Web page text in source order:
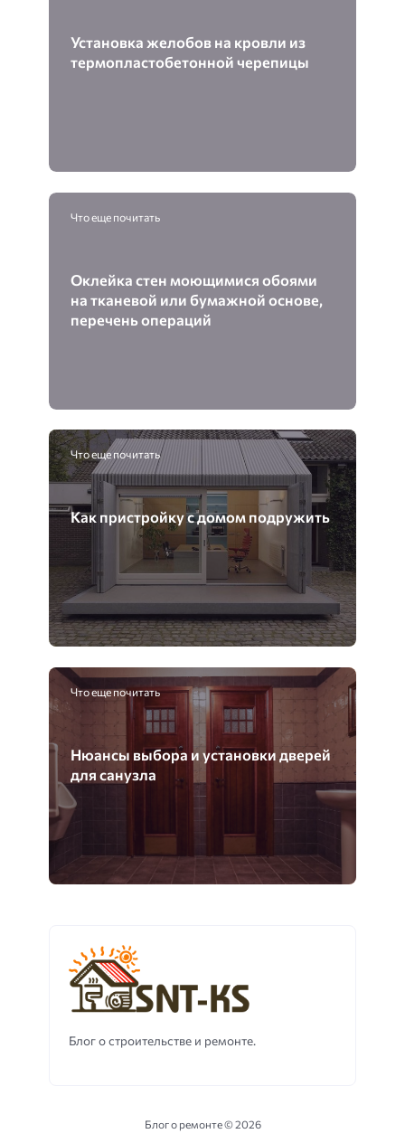
Установка желобов на кровли из
термопластобетонной черепицы
Что еще почитать
Оклейка стен моющимися обоями
на тканевой или бумажной основе,
перечень операций
Что еще почитать
Как пристройку с домом подружить
Что еще почитать
Нюансы выбора и установки дверей
для санузла
Блог о строительстве и ремонте.
Блог о ремонте ©2026